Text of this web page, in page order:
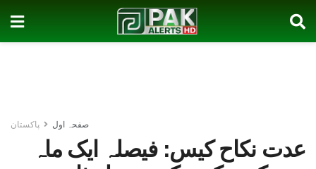
صفحہ اول پاکستان
عدت نکاح کیس: فیصلہ ایک ماہ